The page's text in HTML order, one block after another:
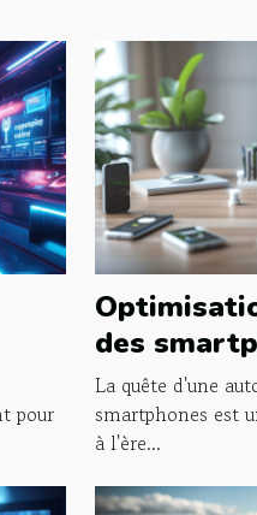
pour
des
La quête d'une
smartphones est
à l'ère...